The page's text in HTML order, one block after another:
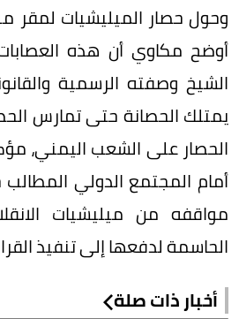
وحول حصار الميليشيات لمقر
أوضح مكاوي أن هذه
الشيخ وصفته الرسمية
يمتلك الحصانة حتى تمارس
الحصار على الشعب اليمني،
أمام المجتمع الدولي
مواقفه من ميليشيات
الحاسمة لدفعها إلى تنفيذ
أخبار ذات صلة